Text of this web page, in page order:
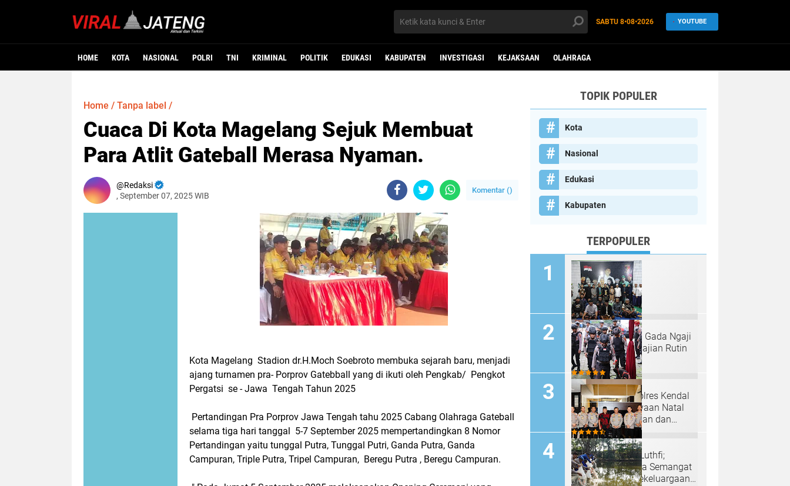
SABTU 8•08•2026 YOUTUBE
HOME KOTA NASIONAL POLRI TNI KRIMINAL POLITIK EDUKASI KABUPATEN INVESTIGASI KEJAKSAAN OLAHRAGA
Home / Tanpa label /
Cuaca Di Kota Magelang Sejuk Membuat
Para Atlit Gateball Merasa Nyaman.
Redaksi
, September 07, 2025 WIB
Komentar ()
Kota Magelang Stadion dr.H.Moch Soebroto membuka sejarah baru, menjadi
ajang turnamen pra- Porprov Gatebball yang di ikuti oleh Pengkab/ Pengkot
Pergatsi se - Jawa Tengah Tahun 2025
Pertandingan Pra Porprov Jawa Tengah tahu 2025 Cabang Olahraga Gateball
selama tiga hari tanggal 5-7 September 2025 mempertandingkan 8 Nomor
Pertandingan yaitu tunggal Putra, Tunggal Putri, Ganda Putra, Ganda
Campuran, Triple Putra, Tripel Campuran, Beregu Putra , Beregu Campuran.
TOPIK POPULER
Kota
Nasional
Edukasi
Kabupaten
TERPOPULER
Padepokan "Palu Gada Ngaji
Roso" Gelar Pengajian Rutin
Selapanan
Tim Sterilisasi Polres Kendal
Siap Kawal Perayaan Natal
2024 dengan Aman dan
Kondusif
Irjen Pol Ahmad Luthfi;
Anjangsana Bawa Semangat
Kebersamaan, Kekeluargaan